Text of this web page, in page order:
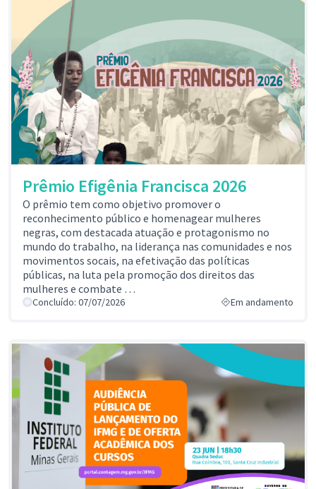
Prêmio Efigênia Francisca 2026
O prêmio tem como objetivo promover o
reconhecimento público e homenagear mulheres
negras, com destacada atuação e protagonismo no
mundo do trabalho, na liderança nas comunidades e nos
movimentos socais, na efetivação das políticas
públicas, na luta pela promoção dos direitos das
mulheres e combate …
Concluído: 07/07/2026 Em andamento